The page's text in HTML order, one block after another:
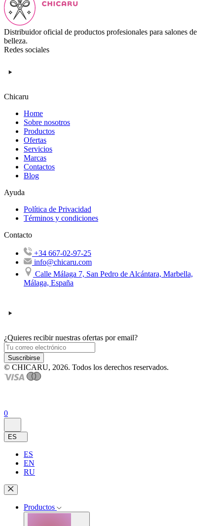
Distribuidor oficial de productos profesionales para salones de
belleza.
Redes sociales
Chicaru
Home
Sobre nosotros
Productos
Ofertas
Servicios
Marcas
Contactos
Blog
Ayuda
Política de Privacidad
Términos y condiciones
Contacto
+34 667-02-97-25
info@chicaru.com
Calle Málaga 7, San Pedro de Alcántara, Marbella,
Málaga, España
¿Quieres recibir nuestras ofertas por email?
Suscribirse
© CHICARU, 2026. Todos los derechos reservados.
0
ES
ES
EN
RU
Productos